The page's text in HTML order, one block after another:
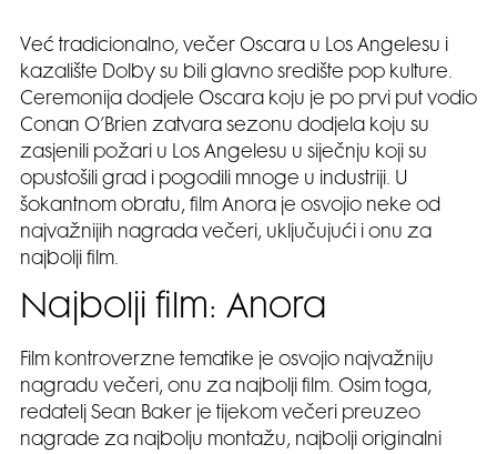
Već tradicionalno, večer Oscara u Los Angelesu i
kazalište Dolby su bili glavno središte pop kulture.
Ceremonija dodjele Oscara koju je po prvi put vodio
Conan O’Brien zatvara sezonu dodjela koju su
zasjenili požari u Los Angelesu u siječnju koji su
opustošili grad i pogodili mnoge u industriji. U
šokantnom obratu, film Anora je osvojio neke od
najvažnijih nagrada večeri, uključujući i onu za
najbolji film.
Najbolji film: Anora
Film kontroverzne tematike je osvojio najvažniju
nagradu večeri, onu za najbolji film. Osim toga,
redatelj Sean Baker je tijekom večeri preuzeo
nagrade za najbolju montažu, najbolji originalni